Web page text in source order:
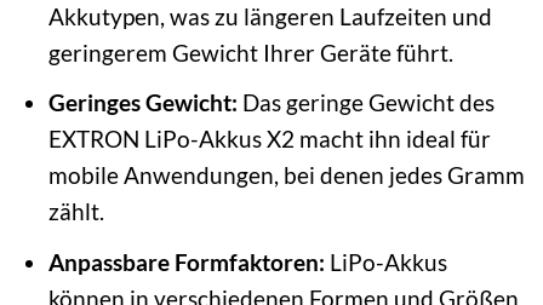
Akkutypen, was zu längeren Laufzeiten und
geringerem Gewicht Ihrer Geräte führt.
Geringes Gewicht: Das geringe Gewicht des
EXTRON LiPo-Akkus X2 macht ihn ideal für
mobile Anwendungen, bei denen jedes Gramm
zählt.
Anpassbare Formfaktoren: LiPo-Akkus
können in verschiedenen Formen und Größen